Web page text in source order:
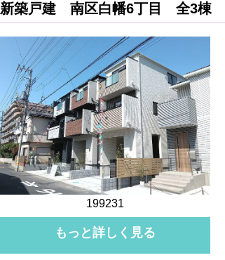
新築戸建 南区白幡6丁目 全3棟
199231
もっと詳しく見る